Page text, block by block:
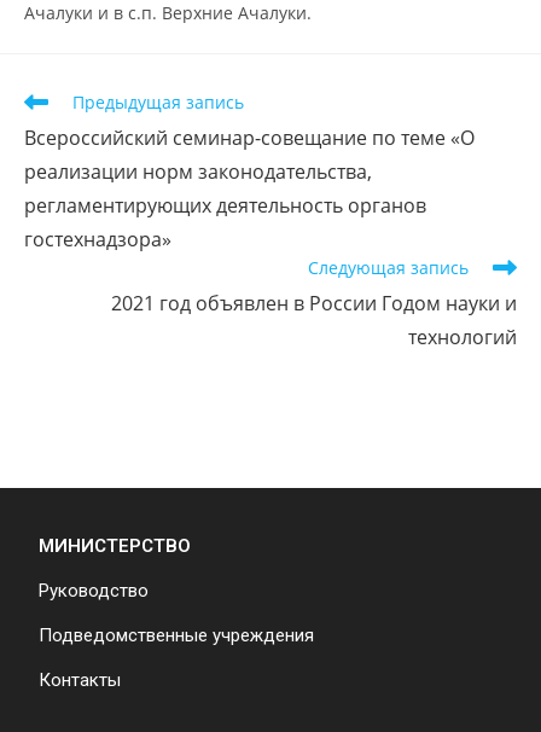
Ачалуки и в с.п. Верхние Ачалуки.
Предыдущая запись
Всероссийский семинар-совещание по теме «О
реализации норм законодательства,
регламентирующих деятельность органов
гостехнадзора»
Следующая запись
2021 год объявлен в России Годом науки и
технологий
МИНИСТЕРСТВО
Руководство
Подведомственные учреждения
Контакты